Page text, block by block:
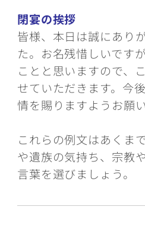
閉宴の挨拶
皆様、本日は誠にあり
た。お名残惜しいです
ことと思いますので、
せていただきます。今
情を賜りますようお願
これらの例文はあくま
や遺族の気持ち、宗教
言葉を選びましょう。